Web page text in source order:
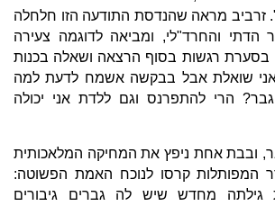
זרביב מראה שהנדסת התודעה הזו חלחלה
הדתי והחרד"לי, ומביאה לדוגמה צעירה
בסערת רגשות בסוף הרצאה ושאלה בכנות
שואלת אבל בבקשה אשמח לדעת למה
הרי להתפרנס וגם ללדת אני יכולה
באוקטובר, ובבת אחת ניפץ את המחיקה המלאכותית
המפותלות קרסו לנוכח האמת הפשוטה:
גילתה מחדש שיש לה גברים גיבורים